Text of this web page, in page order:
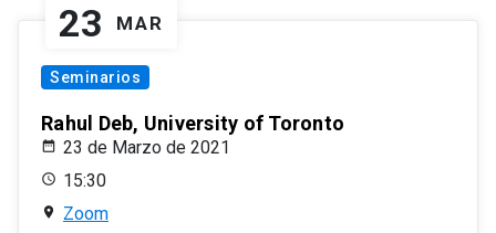
23 MAR
Seminarios
Rahul Deb, University of Toronto
23 de Marzo de 2021
15:30
Zoom